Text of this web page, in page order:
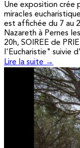
Une exposition crée
miracles
est affichée du 7 au
Nazareth à Pernes
20h, SOIREE de
l'Eucharistie" suivie
Lire la suite →